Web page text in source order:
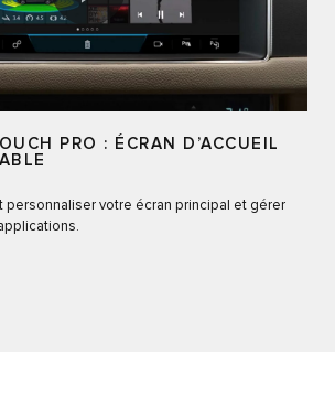
PRO : ÉCRAN D’ACCUEIL
personnaliser votre écran principal et gérer